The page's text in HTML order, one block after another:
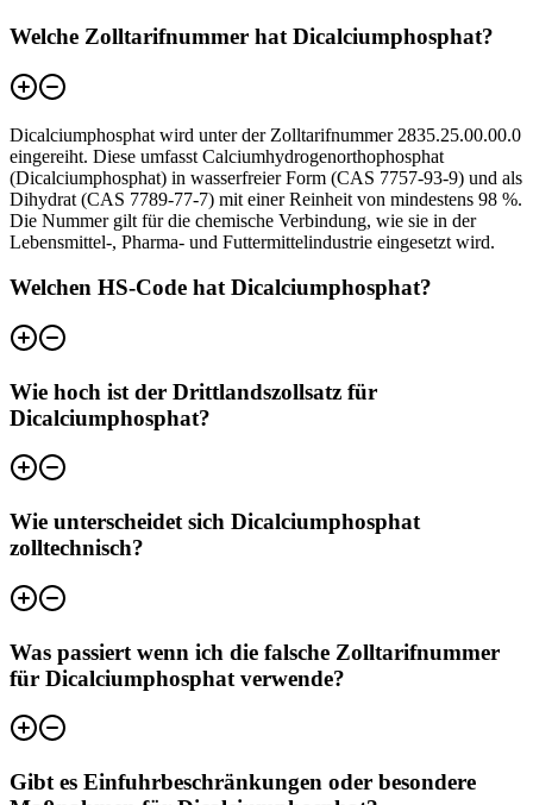
Welche Zolltarifnummer hat Dicalciumphosphat?
Dicalciumphosphat wird unter der Zolltarifnummer 2835.25.00.00.0
eingereiht. Diese umfasst Calciumhydrogenorthophosphat
(Dicalciumphosphat) in wasserfreier Form (CAS 7757-93-9) und als
Dihydrat (CAS 7789-77-7) mit einer Reinheit von mindestens 98 %.
Die Nummer gilt für die chemische Verbindung, wie sie in der
Lebensmittel-, Pharma- und Futtermittelindustrie eingesetzt wird.
Welchen HS-Code hat Dicalciumphosphat?
Wie hoch ist der Drittlandszollsatz für
Dicalciumphosphat?
Wie unterscheidet sich Dicalciumphosphat
zolltechnisch?
Was passiert wenn ich die falsche Zolltarifnummer
für Dicalciumphosphat verwende?
Gibt es Einfuhrbeschränkungen oder besondere